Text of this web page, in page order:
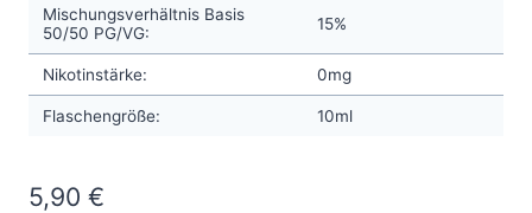
Mischungsverhältnis Basis
50/50 PG/VG:
15%
Nikotinstärke: 0mg
Flaschengröße: 10ml
5,90 €